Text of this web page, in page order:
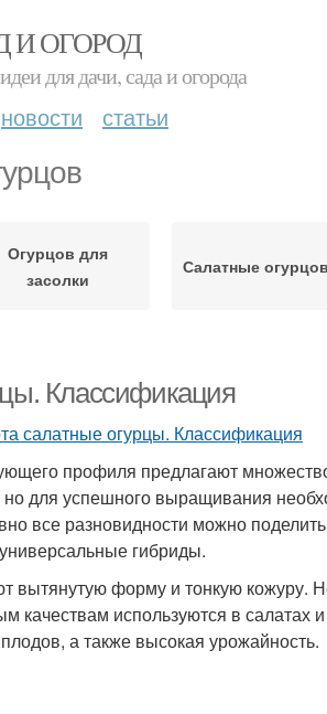
И ОГОРОД
для дачи, сада и огорода
новости статьи
Огурцов для
засолки
Салатные
Классификация
профиля предлагают
для успешного выращивания
все разновидности можно
гибриды.
вытянутую форму и тонкую кожуру.
качествам используются в
а также высокая урожайность.